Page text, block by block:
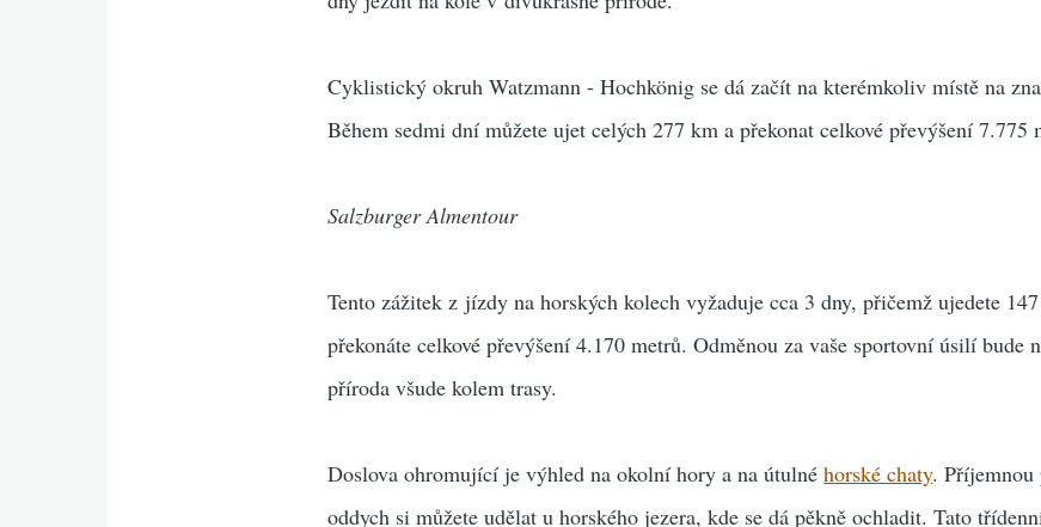
Cyklistický okruh Watzmann - Hochkönig se dá začít na kterémkoliv místě na
Během sedmi dní můžete ujet celých 277 km a překonat celkové převýšení 7.775
Salzburger Almentour
Tento zážitek z jízdy na horských kolech vyžaduje cca 3 dny, přičemž ujedete
překonáte celkové převýšení 4.170 metrů. Odměnou za vaše sportovní úsilí bude
příroda všude kolem trasy.
Doslova ohromující je výhled na okolní hory a na útulnéhorské chaty. Příjemnou
oddych si můžete udělat u horského jezera, kde se dá pěkně ochladit. Tato